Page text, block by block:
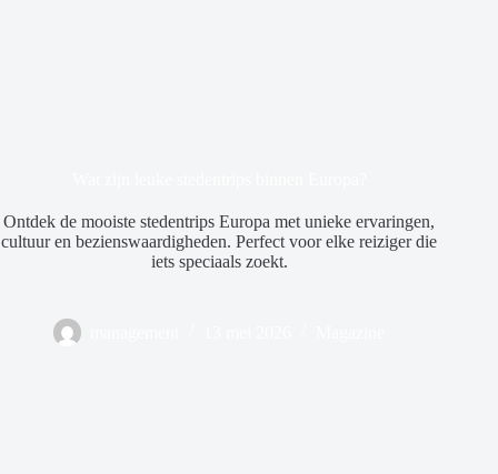
Ontdek de mooiste stedentrips Europa met unieke ervaringen,
cultuur en bezienswaardigheden. Perfect voor elke reiziger die
iets speciaals zoekt.